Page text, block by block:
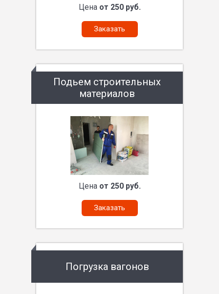
Цена от 250 руб.
Заказать
Подьем строительных
материалов
Цена от 250 руб.
Заказать
Погрузка вагонов